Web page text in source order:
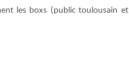
les boxs (public toulousain et